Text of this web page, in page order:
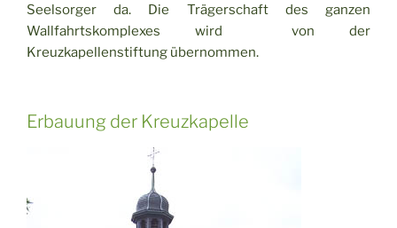
Seelsorger da. Die Trägerschaft des ganzen
Wallfahrtskomplexes wird von der
Kreuzkapellenstiftung übernommen.
Erbauung der Kreuzkapelle